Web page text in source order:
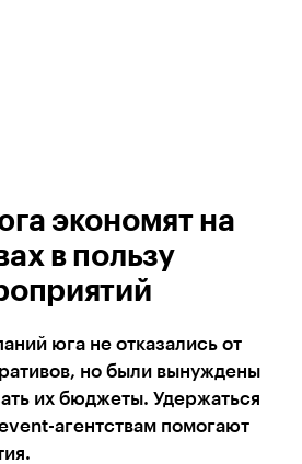
экономят на
в пользу
юга не отказались от
но были вынуждены
их бюджеты. Удержаться
агентствам помогают